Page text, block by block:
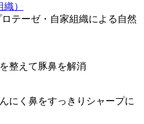
）
ロテーゼ・自家組織による自然
整えて豚鼻を解消
にく鼻をすっきりシャープに